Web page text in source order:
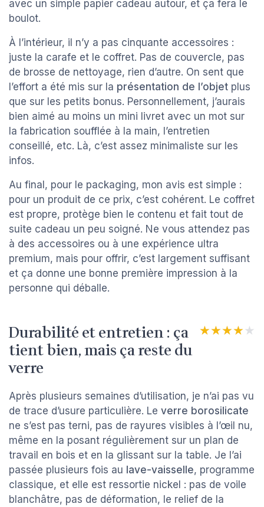
avec un simple papier cadeau autour, et ça fera le
boulot.
À l’intérieur, il n’y a pas cinquante accessoires :
juste la carafe et le coffret. Pas de couvercle, pas
de brosse de nettoyage, rien d’autre. On sent que
l’effort a été mis sur la présentation de l’objet plus
que sur les petits bonus. Personnellement, j’aurais
bien aimé au moins un mini livret avec un mot sur
la fabrication soufflée à la main, l’entretien
conseillé, etc. Là, c’est assez minimaliste sur les
infos.
Au final, pour le packaging, mon avis est simple :
pour un produit de ce prix, c’est cohérent. Le coffret
est propre, protège bien le contenu et fait tout de
suite cadeau un peu soigné. Ne vous attendez pas
à des accessoires ou à une expérience ultra
premium, mais pour offrir, c’est largement suffisant
et ça donne une bonne première impression à la
personne qui déballe.
Durabilité et entretien : ça
tient bien, mais ça reste du
verre
★★★★★
★★★★★
Après plusieurs semaines d’utilisation, je n’ai pas vu
de trace d’usure particulière. Le verre borosilicate
ne s’est pas terni, pas de rayures visibles à l’œil nu,
même en la posant régulièrement sur un plan de
travail en bois et en la glissant sur la table. Je l’ai
passée plusieurs fois au lave-vaisselle, programme
classique, et elle est ressortie nickel : pas de voile
blanchâtre, pas de déformation, le relief de la